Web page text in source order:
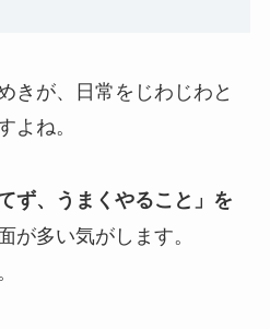
きが、日常をじわじわと
よね。
ず、うまくやること」を
が多い気がします。